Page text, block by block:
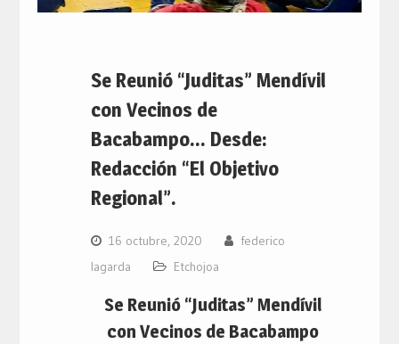
Se Reunió “Juditas” Mendívil
con Vecinos de
Bacabampo… Desde:
Redacción “El Objetivo
Regional”.
16 octubre, 2020
federico
lagarda
Etchojoa
Se Reunió “Juditas” Mendívil
con Vecinos de Bacabampo